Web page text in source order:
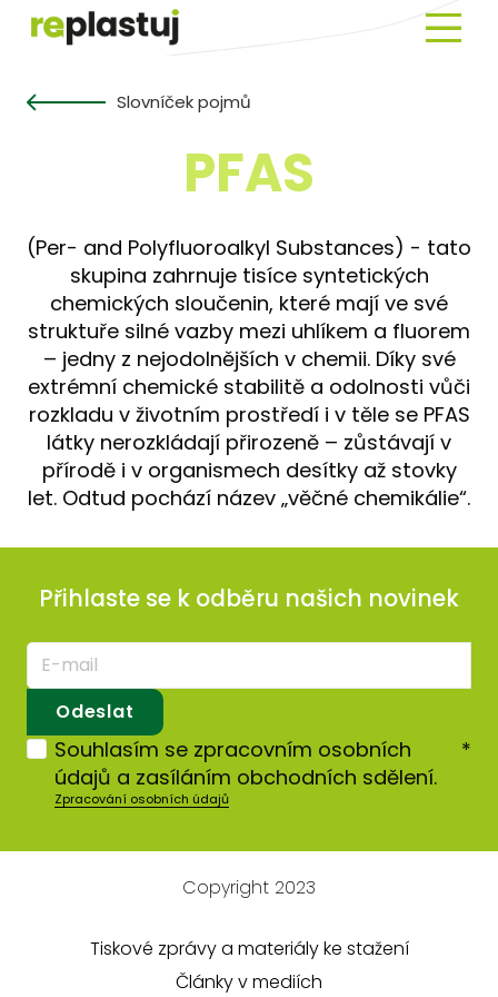
Menu
Slovníček pojmů
PFAS
(Per- and Polyfluoroalkyl Substances) - tato
skupina zahrnuje tisíce syntetických
chemických sloučenin, které mají ve své
struktuře silné vazby mezi uhlíkem a fluorem
– jedny z nejodolnějších v chemii. Díky své
extrémní chemické stabilitě a odolnosti vůči
rozkladu v životním prostředí i v těle se PFAS
látky nerozkládají přirozeně – zůstávají v
přírodě i v organismech desítky až stovky
let. Odtud pochází název „věčné chemikálie“.
Přihlaste se k odběru našich novinek
E-
mail
Odeslat
Souhlasím se zpracovním osobních
údajů a zasíláním obchodních sdělení.
*
Zpracování osobních údajů
Copyright 2023
Tiskové zprávy a materiály ke stažení
Články v mediích